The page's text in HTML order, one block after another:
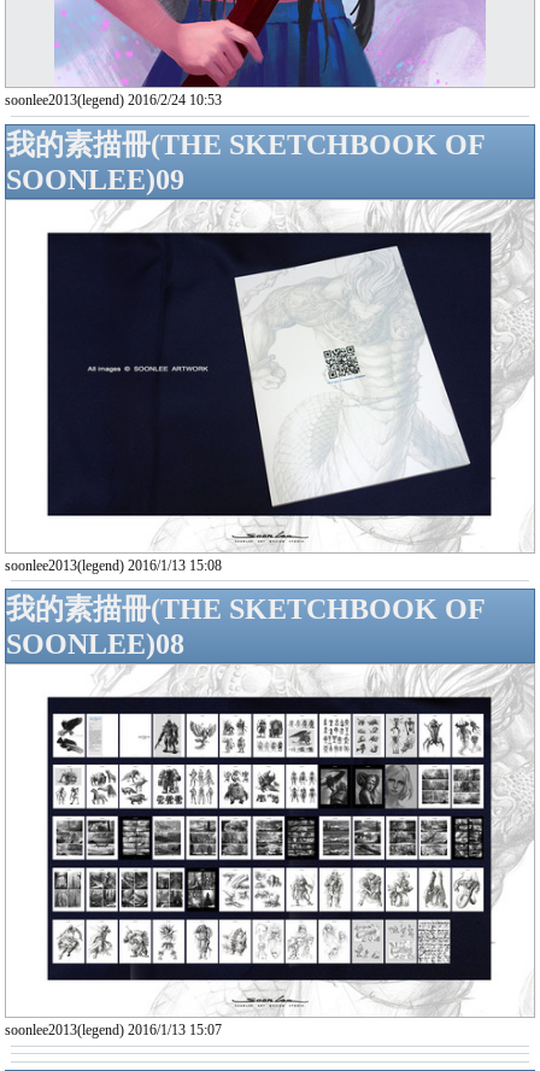
soonlee2013(legend) 2016/2/24 10:53
我的素描冊(THE SKETCHBOOK OF
SOONLEE)09
soonlee2013(legend) 2016/1/13 15:08
我的素描冊(THE SKETCHBOOK OF
SOONLEE)08
soonlee2013(legend) 2016/1/13 15:07